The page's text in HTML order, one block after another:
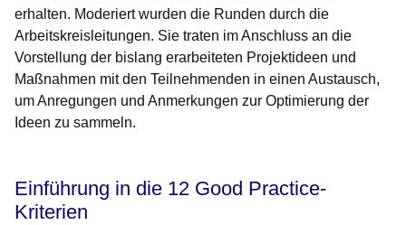
erhalten. Moderiert wurden die Runden durch die
Arbeitskreisleitungen. Sie traten im Anschluss an die
Vorstellung der bislang erarbeiteten Projektideen und
Maßnahmen mit den Teilnehmenden in einen Austausch,
um Anregungen und Anmerkungen zur Optimierung der
Ideen zu sammeln.
Einführung in die 12 Good Practice-
Kriterien